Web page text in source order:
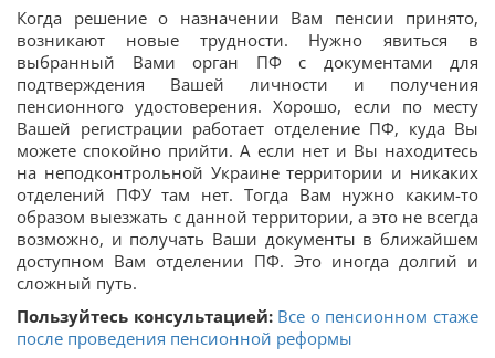
Когда решение о назначении Вам пенсии принято,
возникают новые трудности. Нужно явиться в
выбранный Вами орган ПФ с документами для
подтверждения Вашей личности и получения
пенсионного удостоверения. Хорошо, если по месту
Вашей регистрации работает отделение ПФ, куда Вы
можете спокойно прийти. А если нет и Вы находитесь
на неподконтрольной Украине территории и никаких
отделений ПФУ там нет. Тогда Вам нужно каким-то
образом выезжать с данной территории, а это не всегда
возможно, и получать Ваши документы в ближайшем
доступном Вам отделении ПФ. Это иногда долгий и
сложный путь.
Пользуйтесь консультацией: Все о пенсионном стаже
после проведения пенсионной реформы